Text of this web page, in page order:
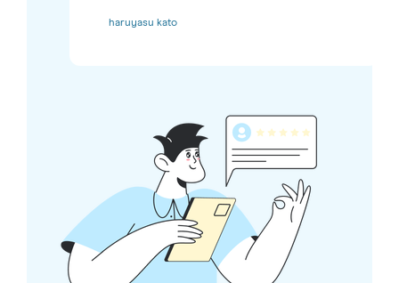
haruyasu kato